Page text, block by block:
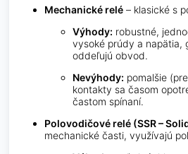
Mechanické relé – klasické s
Výhody: robustné,
vysoké prúdy a napätia,
oddeľujú obvod.
Nevýhody: pomalšie
kontakty sa časom
častom spínaní.
Polovodičové relé (SSR –
mechanické časti, využívajú